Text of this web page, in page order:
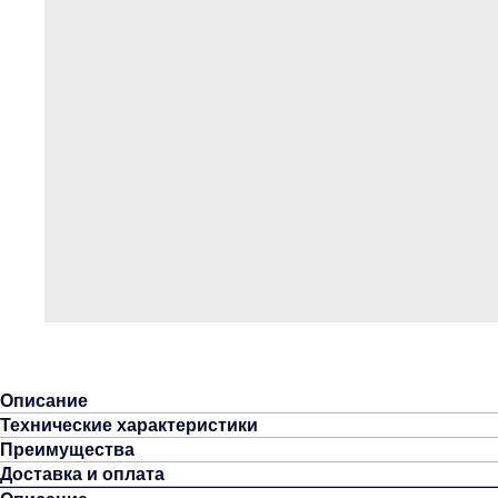
Описание
Технические характеристики
Преимущества
Доставка и оплата